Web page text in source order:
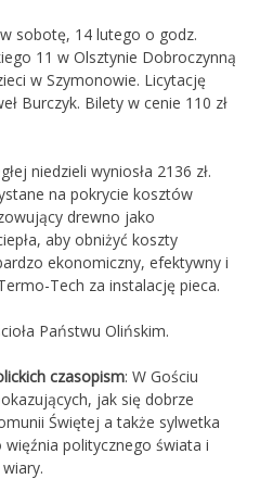
sobotę, 14 lutego o godz.
11 w Olsztynie Dobroczynną
w Szymonowie. Licytację
Burczyk. Bilety w cenie 110 zł
niedzieli wyniosła 2136 zł.
na pokrycie kosztów
drewno jako
aby obniżyć koszty
ekonomiczny, efektywny i
Tech za instalację pieca.
Państwu Olińskim.
czasopism: W Gościu
jak się dobrze
Świętej a także sylwetka
politycznego świata i